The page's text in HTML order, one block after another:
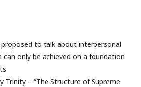
proposed to talk about interpersonal
only be achieved on a foundation
Trinity – “The Structure of Supreme